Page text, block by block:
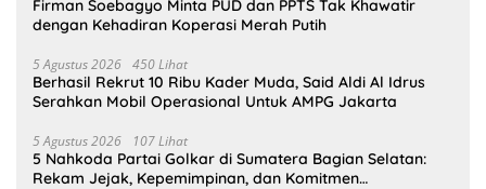
Firman Soebagyo Minta PUD dan PPTS Tak Khawatir
dengan Kehadiran Koperasi Merah Putih
5 Agustus 2026 450 Lihat
Berhasil Rekrut 10 Ribu Kader Muda, Said Aldi Al Idrus
Serahkan Mobil Operasional Untuk AMPG Jakarta
5 Agustus 2026 107 Lihat
5 Nahkoda Partai Golkar di Sumatera Bagian Selatan:
Rekam Jejak, Kepemimpinan, dan Komitmen